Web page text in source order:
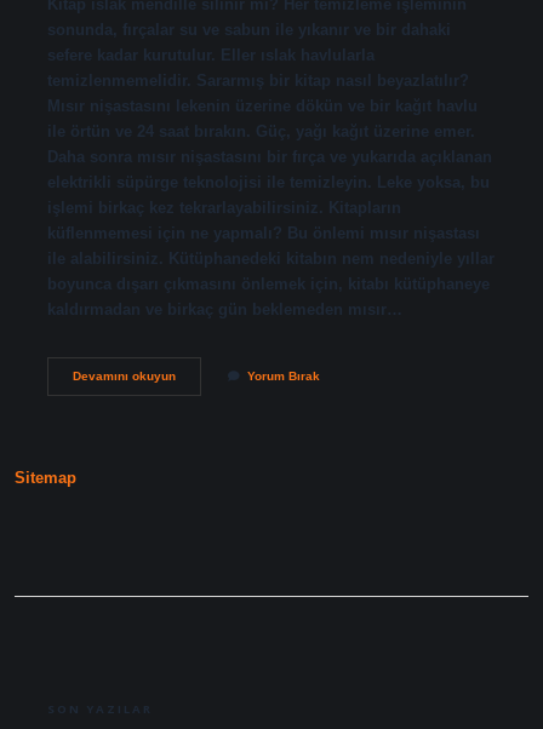
Kitap ıslak mendille silinir mi? Her temizleme işleminin
sonunda, fırçalar su ve sabun ile yıkanır ve bir dahaki
sefere kadar kurutulur. Eller ıslak havlularla
temizlenmemelidir. Sararmış bir kitap nasıl beyazlatılır?
Mısır nişastasını lekenin üzerine dökün ve bir kağıt havlu
ile örtün ve 24 saat bırakın. Güç, yağı kağıt üzerine emer.
Daha sonra mısır nişastasını bir fırça ve yukarıda açıklanan
elektrikli süpürge teknolojisi ile temizleyin. Leke yoksa, bu
işlemi birkaç kez tekrarlayabilirsiniz. Kitapların
küflenmemesi için ne yapmalı? Bu önlemi mısır nişastası
ile alabilirsiniz. Kütüphanedeki kitabın nem nedeniyle yıllar
boyunca dışarı çıkmasını önlemek için, kitabı kütüphaneye
kaldırmadan ve birkaç gün beklemeden mısır…
Devamını okuyunKitapların
Yorum Bırak
Sitemap
SON YAZILAR